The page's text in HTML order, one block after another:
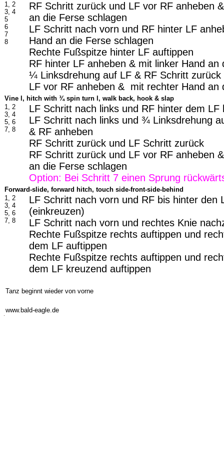
1, 2
3, 4
5
6
7
8
RF Schritt zurück und LF vor RF anheben
an die Ferse schlagen
LF Schritt nach vorn und RF hinter LF
Hand an die Ferse schlagen
Rechte Fußspitze hinter LF auftippen
RF hinter LF anheben & mit linker Hand an
¼ Linksdrehung auf LF & RF Schritt zurück
LF vor RF anheben & mit rechter Hand an
Vine l, hitch with ¾ spin turn l, walk back, hook & slap
1, 2
3, 4
5, 6
7, 8
LF Schritt nach links und RF hinter dem LF
LF Schritt nach links und ¾ Linksdrehung
& RF anheben
RF Schritt zurück und LF Schritt zurück
RF Schritt zurück und LF vor RF anheben
an die Ferse schlagen
Option: Bei Schritt 7 einen Sprung
Forward-slide, forward hitch, touch side-front-side-behind
1, 2
3, 4
5, 6
7, 8
LF Schritt nach vorn und RF bis hinter den
(einkreuzen)
LF Schritt nach vorn und rechtes Knie
Rechte Fußspitze rechts auftippen und
dem LF auftippen
Rechte Fußspitze rechts auftippen und
dem LF kreuzend auftippen
Tanz beginnt wieder von vorne
www.bald-eagle.de